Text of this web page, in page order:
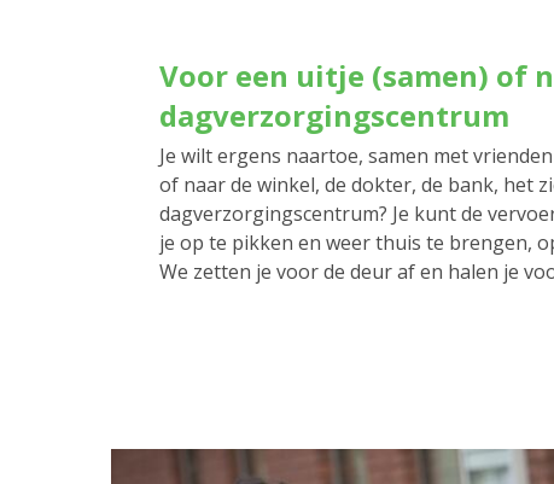
Voor een uitje (samen) of
dagverzorgingscentrum
Je wilt ergens naartoe, samen met
of naar de winkel, de dokter, de bank, het
dagverzorgingscentrum? Je kunt de
je op te pikken en weer thuis te brengen,
We zetten je voor de deur af en halen je